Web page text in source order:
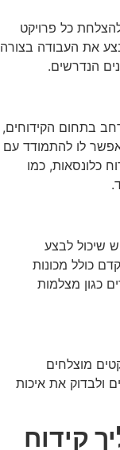
כל פרויקט
את העבודה בצורה
הנדרשים.
רחב בתחום הקידוחים,
לו להתמודד עם
כלונסאות, כמו
שיכול לבצע
כולל מכונות
כגון מצלמות
מוצלחים
ולבדוק את איכות
קידוח